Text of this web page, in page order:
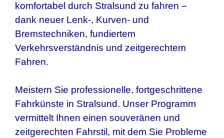
komfortabel durch Stralsund zu fahren –
dank neuer Lenk-, Kurven- und
Bremstechniken, fundiertem
Verkehrsverständnis und zeitgerechtem
Fahren.
Meistern Sie professionelle, fortgeschrittene
Fahrkünste in Stralsund. Unser Programm
vermittelt Ihnen einen souveränen und
zeitgerechten Fahrstil, mit dem Sie Probleme